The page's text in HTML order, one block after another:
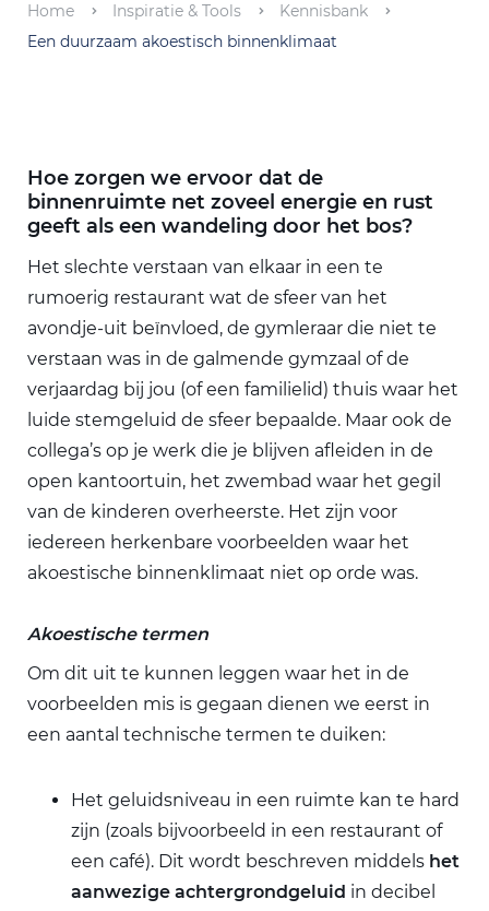
Home Inspiratie & Tools
Kennisbank
Een duurzaam akoestisch binnenklimaat
Hoe zorgen we ervoor dat de
binnenruimte net zoveel energie en rust
geeft als een wandeling door het bos?
Het slechte verstaan van elkaar in een te
rumoerig restaurant wat de sfeer van het
avondje-uit beïnvloed, de gymleraar die niet te
verstaan was in de galmende gymzaal of de
verjaardag bij jou (of een familielid) thuis waar het
luide stemgeluid de sfeer bepaalde. Maar ook de
collega’s op je werk die je blijven afleiden in de
open kantoortuin, het zwembad waar het gegil
van de kinderen overheerste. Het zijn voor
iedereen herkenbare voorbeelden waar het
akoestische binnenklimaat niet op orde was.
Akoestische termen
Om dit uit te kunnen leggen waar het in de
voorbeelden mis is gegaan dienen we eerst in
een aantal technische termen te duiken:
Het geluidsniveau in een ruimte kan te hard
zijn (zoals bijvoorbeeld in een restaurant of
een café). Dit wordt beschreven middels het
aanwezige achtergrondgeluid in decibel